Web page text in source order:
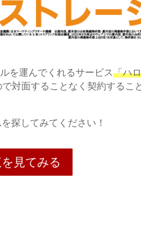
を運んでくれるサービス「ハ
対面することなく契約するこ
探してみてください！
見てみる